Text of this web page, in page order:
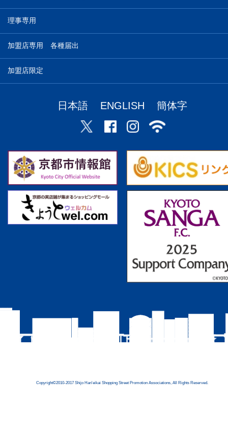
理事専用
加盟店専用 各種届出
加盟店限定
日本語 ENGLISH 簡体字
Copyright©2010-2017 Shijo Han'eikai Shopping Street Promotion Associations, All Rights Reserved.